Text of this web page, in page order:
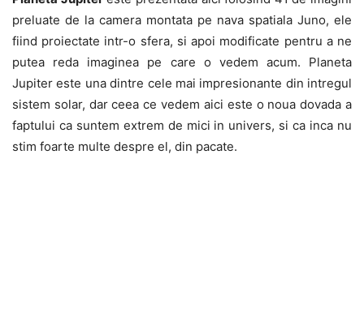
preluate de la camera montata pe nava spatiala Juno, ele
fiind proiectate intr-o sfera, si apoi modificate pentru a ne
putea reda imaginea pe care o vedem acum. Planeta
Jupiter este una dintre cele mai impresionante din intregul
sistem solar, dar ceea ce vedem aici este o noua dovada a
faptului ca suntem extrem de mici in univers, si ca inca nu
stim foarte multe despre el, din pacate.